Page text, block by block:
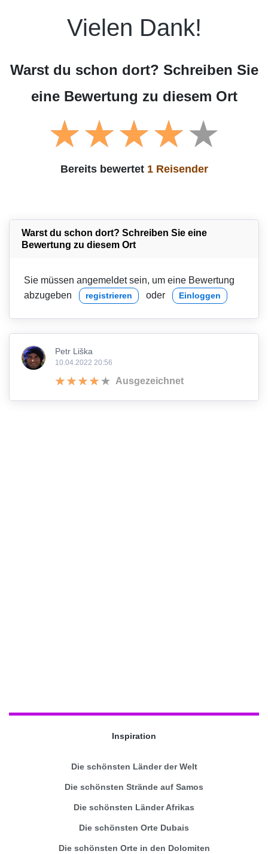
Vielen Dank!
Warst du schon dort? Schreiben Sie
eine Bewertung zu diesem Ort
Bereits bewertet 1 Reisender
Warst du schon dort? Schreiben Sie eine
Bewertung zu diesem Ort
Sie müssen angemeldet sein, um eine Bewertung
abzugeben
registrieren oder Einloggen
Petr Liška
10.04.2022 20:56
Ausgezeichnet
Inspiration
Die schönsten Länder der Welt
Die schönsten Strände auf Samos
Die schönsten Länder Afrikas
Die schönsten Orte Dubais
Die schönsten Orte in den Dolomiten